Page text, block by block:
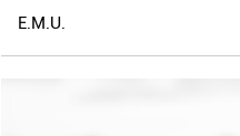
E.M.U.